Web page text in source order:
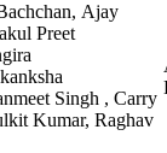
Ajay
Preet
Singh , Carry
Kumar, Raghav